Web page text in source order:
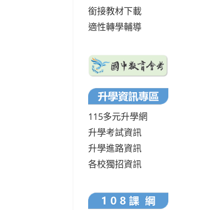
銜接教材下載
適性轉學輔導
115多元升學網
升學考試資訊
升學進路資訊
各校獨招資訊